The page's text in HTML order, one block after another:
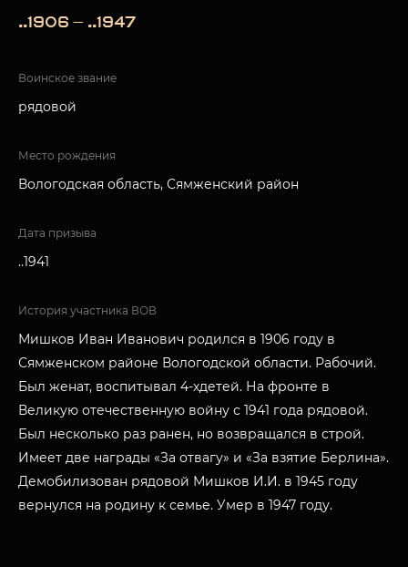
..1906 — ..1947
Воинское звание
рядовой
Место рождения
Вологодская область, Сямженский район
Дата призыва
..1941
История участника ВОВ
Мишков Иван Иванович родился в 1906 году в
Сямженском районе Вологодской области. Рабочий.
Был женат, воспитывал 4-хдетей. На фронте в
Великую отечественную войну с 1941 года рядовой.
Был несколько раз ранен, но возвращался в строй.
Имеет две награды «За отвагу» и «За взятие Берлина».
Демобилизован рядовой Мишков И.И. в 1945 году
вернулся на родину к семье. Умер в 1947 году.